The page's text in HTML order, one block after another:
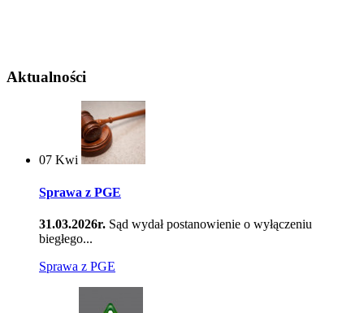
Aktualności
07 Kwi
Sprawa z PGE
31.03.2026r. Sąd wydał postanowienie o wyłączeniu
biegłego...
Sprawa z PGE